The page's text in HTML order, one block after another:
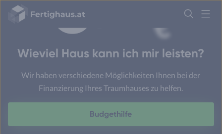
Fertighaus
Logo
Wieviel Haus kann ich mir leisten?
Wir haben verschiedene Möglichkeiten Ihnen bei der
Finanzierung Ihres Traumhauses zu helfen.
Budgethilfe